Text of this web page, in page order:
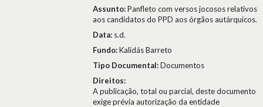
Assunto:Panfleto com versos jocosos relativos
aos candidatos do PPD aos órgãos autárquicos.
Data: s.d.
Fundo:Kalidás Barreto
Tipo Documental:Documentos
Direitos:
A publicação, total ou parcial, deste documento
exige prévia autorização da entidade